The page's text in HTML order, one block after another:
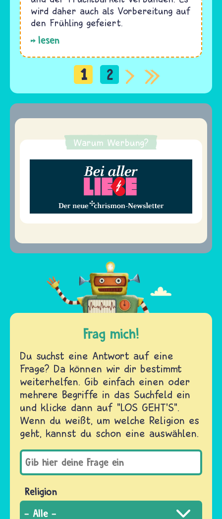
wird daher auch als Vorbereitung auf
den Frühling gefeiert.
lesen
Seitennummerierung
1 2
Warum Werbung?
Frag mich!
Du suchst eine Antwort auf eine
Frage? Da können wir dir bestimmt
weiterhelfen. Gib einfach einen oder
mehrere Begriffe in das Suchfeld ein
und klicke dann auf "LOS GEHT'S".
Wenn du weißt, um welche Religion es
geht, kannst du schon eine auswählen.
Religion